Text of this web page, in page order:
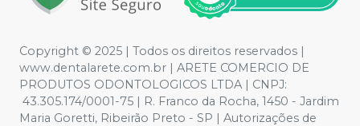
Copyright © 2025 | Todos os direitos reservados |
www.dentalarete.com.br | ARETE COMERCIO DE
PRODUTOS ODONTOLOGICOS LTDA | CNPJ:
43.305.174/0001-75 | R. Franco da Rocha, 1450 - Jardim
Maria Goretti, Ribeirão Preto - SP | Autorizações de